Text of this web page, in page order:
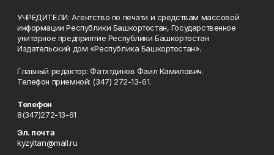
УЧРЕДИТЕЛИ: Агентство по печати и средствам массовой
информации Республики Башкортостан, Государственное
унитарное предприятие Республики Башкортостан
Издательский дом «Республика Башкортостан».
Главный редактор: Фатхтдинов Фаил Камилович.
Телефон приемной: (347) 272-13-61.
Телефон
8(347)272-13-61
Эл. почта
kyzyltan@mail.ru